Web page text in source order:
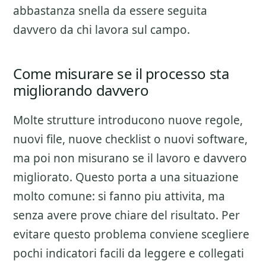
abbastanza snella da essere seguita
davvero da chi lavora sul campo.
Come misurare se il processo sta
migliorando davvero
Molte strutture introducono nuove regole,
nuovi file, nuove checklist o nuovi software,
ma poi non misurano se il lavoro e davvero
migliorato. Questo porta a una situazione
molto comune: si fanno piu attivita, ma
senza avere prove chiare del risultato. Per
evitare questo problema conviene scegliere
pochi indicatori facili da leggere e collegati